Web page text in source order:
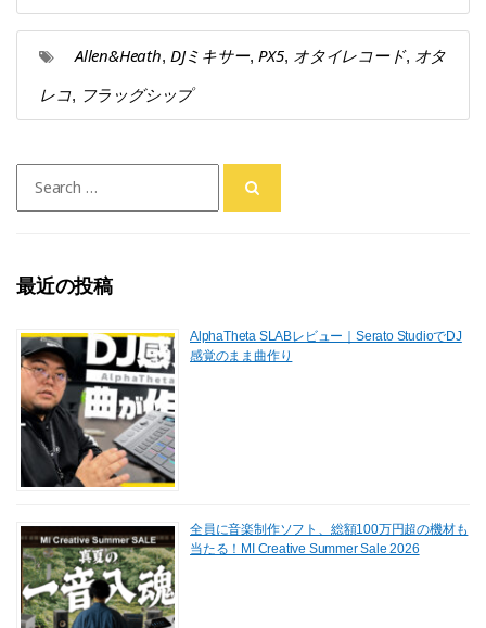
Allen&Heath, DJミキサー, PX5, オタイレコード, オタ
レコ, フラッグシップ
for:
最近の投稿
AlphaTheta SLABレビュー｜Serato StudioでDJ
感覚のまま曲作り
全員に音楽制作ソフト、総額100万円超の機材も
当たる！MI Creative Summer Sale 2026